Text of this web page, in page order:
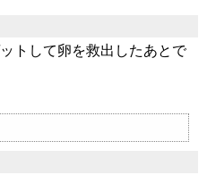
トして卵を救出したあとで